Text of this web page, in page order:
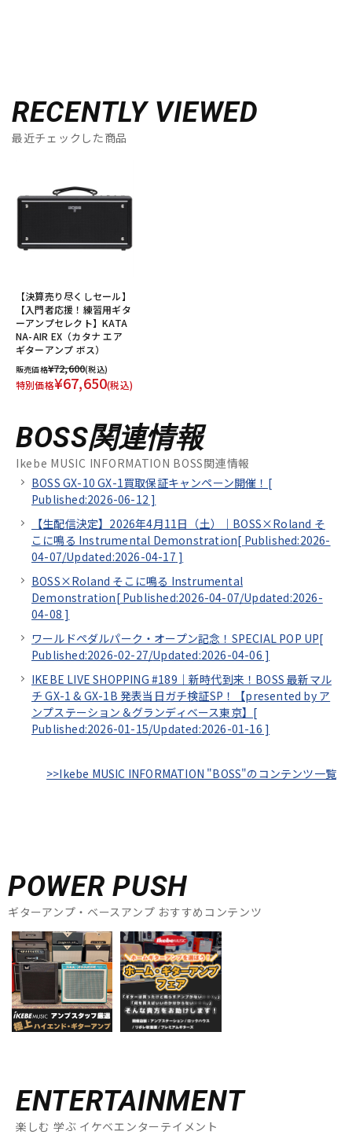
RECENTLY VIEWED
最近チェックした商品
【決算売り尽くしセール】
【入門者応援！練習用ギタ
ーアンプセレクト】KATA
NA-AIR EX（カタナ エア
ギターアンプ ボス）
販売価格¥72,600(税込)
特別価格¥67,650(税込)
BOSS関連情報
Ikebe MUSIC INFORMATION BOSS関連情報
BOSS GX-10 GX-1買取保証キャンペーン開催！[
Published:2026-06-12 ]
【生配信決定】2026年4月11日（土）｜BOSS×Roland そ
こに鳴る Instrumental Demonstration[ Published:2026-
04-07/Updated:2026-04-17 ]
BOSS×Roland そこに鳴る Instrumental
Demonstration[ Published:2026-04-07/Updated:2026-
04-08 ]
ワールドペダルパーク・オープン記念！SPECIAL POP UP[
Published:2026-02-27/Updated:2026-04-06 ]
IKEBE LIVE SHOPPING #189｜新時代到来！BOSS 最新マル
チ GX-1 & GX-1B 発表当日ガチ検証SP！【presented by ア
ンプステーション＆グランディベース東京】[
Published:2026-01-15/Updated:2026-01-16 ]
>>Ikebe MUSIC INFORMATION "BOSS"のコンテンツ一覧
POWER PUSH
ギターアンプ・ベースアンプ おすすめコンテンツ
ENTERTAINMENT
楽しむ 学ぶ イケベエンターテイメント